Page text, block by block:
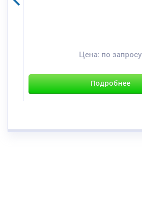
Цена: по запросу
Подробнее